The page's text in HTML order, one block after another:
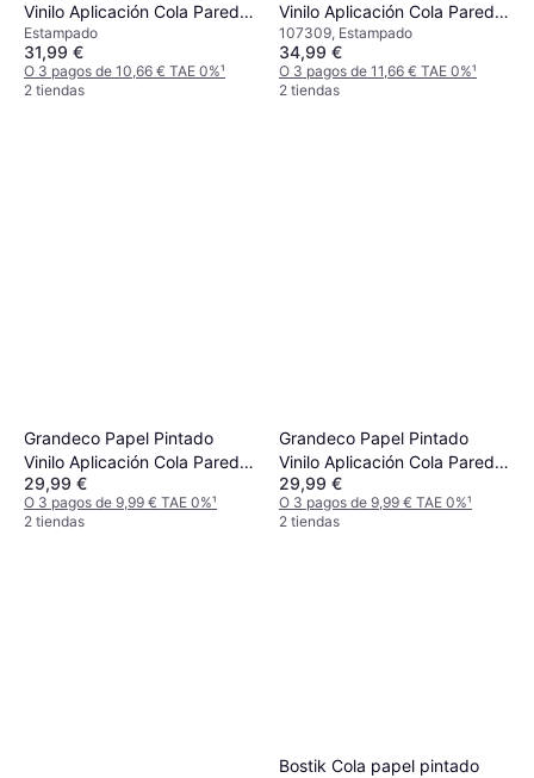
Vinilo Aplicación Cola Pared
Abstracto Loreana 2 53cm x
10m
Estampado
31,99 €
O 3 pagos de 10,66 € TAE 0%¹
2 tiendas
Vinilo Aplicación Cola Pared
53cm x 10m
107309, Estampado
34,99 €
O 3 pagos de 11,66 € TAE 0%¹
2 tiendas
Grandeco Papel Pintado
Vinilo Aplicación Cola Pared
53cm x 10m
29,99 €
O 3 pagos de 9,99 € TAE 0%¹
2 tiendas
Grandeco Papel Pintado
Vinilo Aplicación Cola Pared
53cm x 10m
29,99 €
O 3 pagos de 9,99 € TAE 0%¹
2 tiendas
Bostik Cola papel pintado